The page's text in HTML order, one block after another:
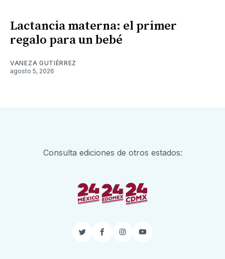
Lactancia materna: el primer
regalo para un bebé
VANEZA GUTIÉRREZ
agosto 5, 2026
Consulta ediciones de otros estados:
TwitterFacebook
InstagramYouTube